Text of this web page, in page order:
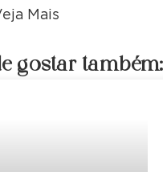
Mais
gostar também: